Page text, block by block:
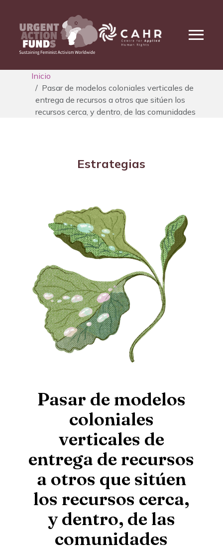
Inicio
Pasar de modelos coloniales verticales de
entrega de recursos a otros que sitúen los
recursos cerca, y dentro, de las comunidades
Estrategias
Pasar de modelos
coloniales
verticales de
entrega de recursos
a otros que sitúen
los recursos cerca,
y dentro, de las
comunidades